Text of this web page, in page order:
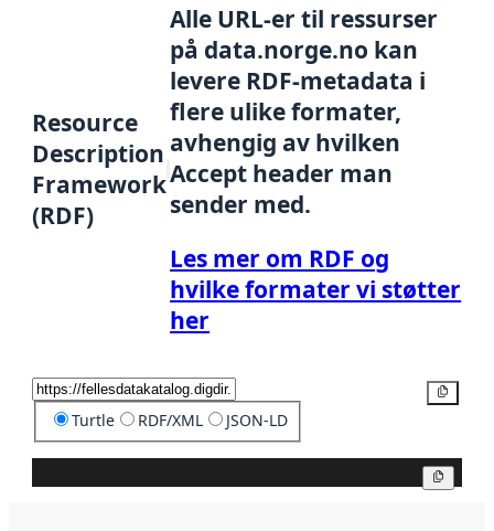
Resource
Description
Framework
(RDF)
Alle URL-er til ressurser
på data.norge.no kan
levere RDF-metadata i
flere ulike formater,
avhengig av hvilken
Accept header man
sender med.
Les mer om RDF og
hvilke formater vi støtter
her
Turtle RDF/XML JSON-LD